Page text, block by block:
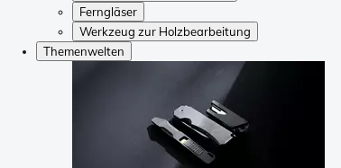
Ferngläser
Werkzeug zur Holzbearbeitung
Themenwelten